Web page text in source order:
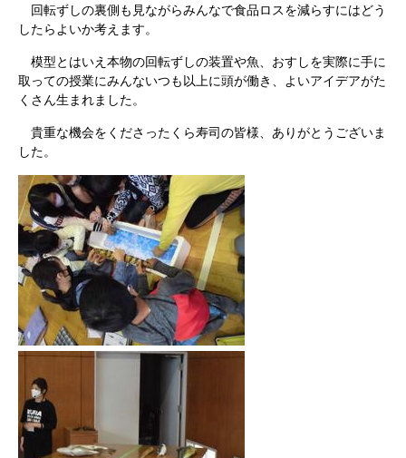
回転ずしの裏側も見ながらみんなで食品ロスを減らすにはどう
したらよいか考えます。
模型とはいえ本物の回転ずしの装置や魚、おすしを実際に手に
取っての授業にみんないつも以上に頭が働き、よいアイデアがた
くさん生まれました。
貴重な機会をくださったくら寿司の皆様、ありがとうございま
した。